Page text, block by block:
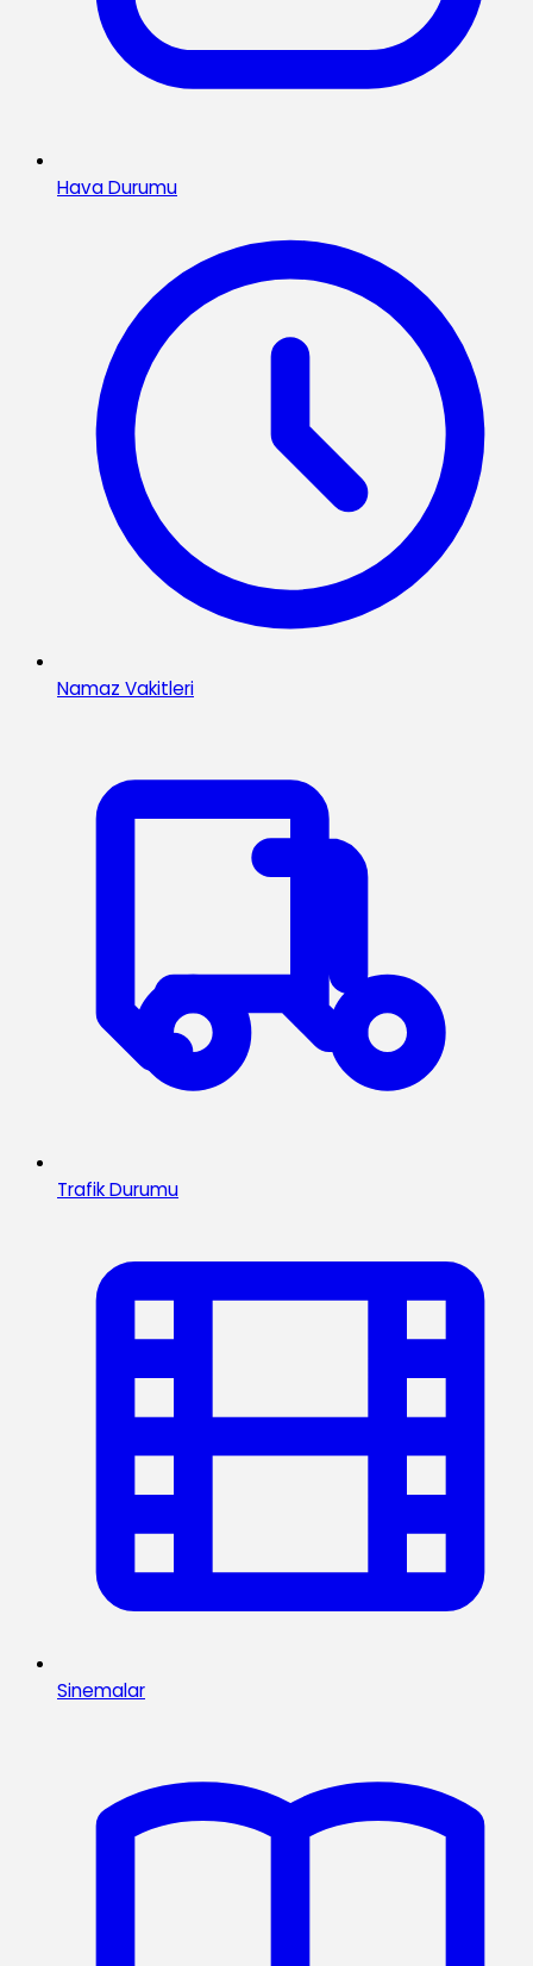
Hava Durumu
Namaz Vakitleri
Trafik Durumu
Sinemalar